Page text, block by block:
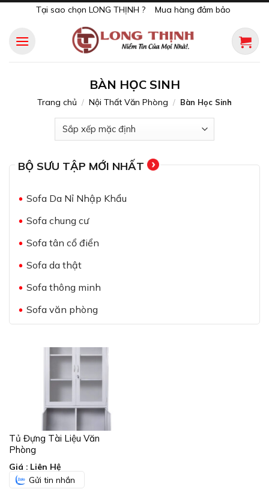
content
Tại sao chọn LONG THỊNH ? Mua hàng đảm bảo
BÀN HỌC SINH
Trang chủ / Nội Thất Văn Phòng / Bàn Học Sinh
BỘ SƯU TẬP MỚI NHẤT
Sofa Da Nỉ Nhập Khẩu
Sofa chung cư
Sofa tân cổ điển
Sofa da thật
Sofa thông minh
Sofa văn phòng
Tủ Đựng Tài Liệu Văn
Phòng
Giá : Liên Hệ
Gửi tin nhắn